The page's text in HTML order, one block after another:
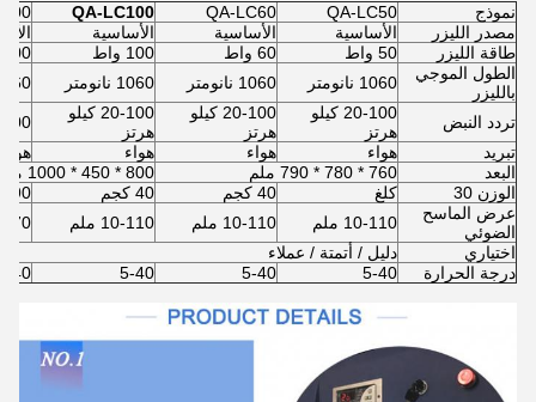
نموذج QA-LC50
QA-LC60
QA-LC100
مصدر الليزر
الأساسية الأساسية الأساسية
طاقة الليزر
50 واط 60 واط 100 واط
200 واط
الطول الموجي
بالليزر
1060 نانومتر 1060 نانومتر 1060 نانومتر 1060
تردد النبض
20-100 كيلو
هرتز
20-100 كيلو
هرتز
20-100 كيلو
هرتز
20-100
تبريد
هواء هواء هواء
هواء
البعد
760 * 780 * 790 ملم
800 * 450 * 1000 مم
الوزن 30
كلغ 40 كجم 40 كجم
90 كجم
عرض الماسح
الضوئي
10-110 ملم 10-110 ملم 10-110 ملم
10-
اختياري
دليل / أتمتة / عملاء
درجة الحرارة
5-40
5-40
5-40
40